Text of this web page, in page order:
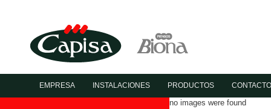
EMPRESA INSTALACIONES PRODUCTOS
no images were found